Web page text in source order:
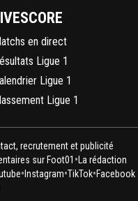
en direct
Ligue 1
Ligue 1
Ligue 1
recrutement et publicité
sur Foot01 •La rédaction
•Instagram•TikTok•Facebook